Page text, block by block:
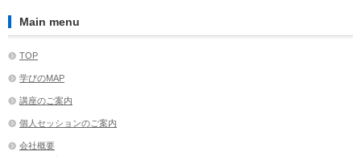
Main menu
TOP
学びのMAP
講座のご案内
個人セッションのご案内
会社概要